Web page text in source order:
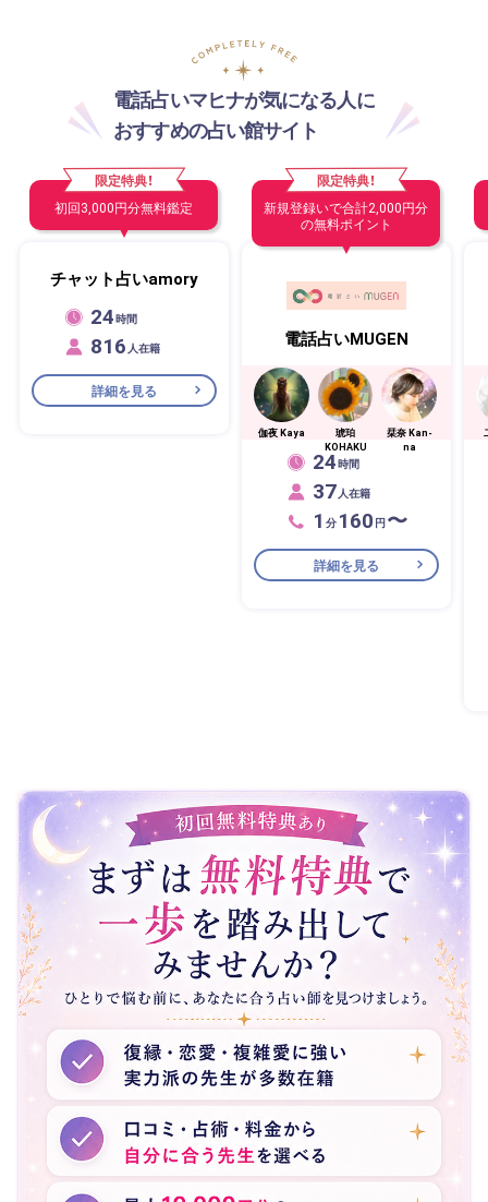
電話占いマヒナが気になる人に
おすすめの占い館サイト
限定特典！
初回3,000円分無料鑑定
チャット占いamory
24時間
816 人在籍
詳細を見る
限定特典！
新規登録いで合計2,000円分
の無料ポイント
電話占いMUGEN
伽夜 Kaya
琥珀
KOHAKU
栞奈 Kan-
na
24時間
37 人在籍
1 分 160 円〜
詳細を見る